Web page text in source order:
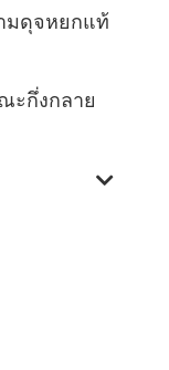
มดุจหยกแท้
ะกึ่งกลาย